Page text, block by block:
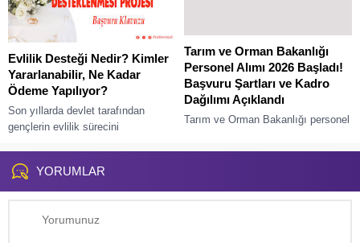
Evlilik Desteği Nedir? Kimler
Yararlanabilir, Ne Kadar
Ödeme Yapılıyor?
Son yıllarda devlet tarafından
gençlerin evlilik sürecini
geçirilmektedir. Bu desteklerden biri
de evlilik...
Tarım ve Orman Bakanlığı
Personel Alımı 2026 Başladı!
Başvuru Şartları ve Kadro
Dağılımı Açıklandı
Tarım ve Orman Bakanlığı personel
genelinde yapılacak sözleşmeli
YORUMLAR